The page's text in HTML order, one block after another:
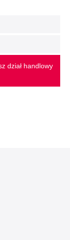
dział handlowy